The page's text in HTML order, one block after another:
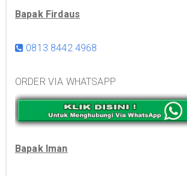
Bapak Firdaus
0813 8442 4968
ORDER VIA WHATSAPP
Bapak Iman